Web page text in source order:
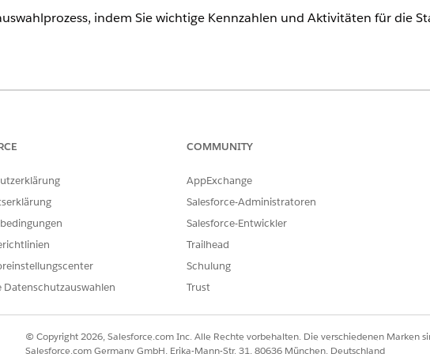
indem Sie wichtige Kennzahlen und Aktivitäten für die
Studienleiter für die Site-Verwaltung
Standardelemente hinzu, die in der Konsolenanwendung für die Site-
Site-Auswahl und wählen Sie diese Option aus.
das Element aus, das Sie aktualisieren möchten.
Elementen zur Liste im Dropdown-MenüBearbeitenaus.
hinzufügen.
klicken Sie aufElemente hinzufügen.
Datenschutzauswahlen
COMMUNITY
AppExchange
Salesforce-Administratoren
Salesforce-Entwickler
Trailhead
Schulung
Trust
© Copyright 2026, Salesforce.com Inc. Alle Rechte vorbehalten. Die verschiedenen Marken
Salesforce.com Germany GmbH, Erika-Mann-Str. 31, 80636 München, Deutschland